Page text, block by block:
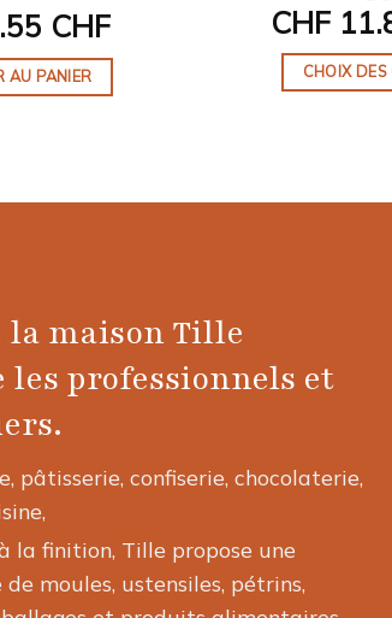
CHF
AU PANIER
CHF
CHOIX
la maison Tille
les professionnels et
pâtisserie, confiserie, chocolaterie,
la finition, Tille propose une
moules, ustensiles, pétrins,